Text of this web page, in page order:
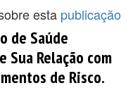
esta publicação
de Saúde
Relação com
de Risco.